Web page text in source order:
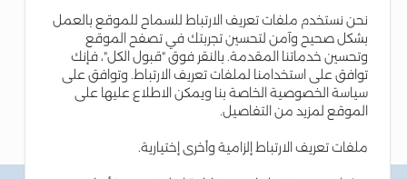
نحن نستخدم ملفات تعريف الارتباط للسماح للموقع بالعمل
بشكل صحيح وآمن لتحسين تجربتك في تصفح الموقع
وتحسين خدماتنا المقدمة. بالنقر فوق "قبول الكل"، فإنك
توافق على استخدامنا لملفات تعريف الارتباط. وتوافق على
سياسة الخصوصية الخاصة بنا ويمكن الاطلاع عليها على
الموقع لمزيد من التفاصيل.
ملفات تعريف الارتباط إلزامية وأخرى إختيارية.